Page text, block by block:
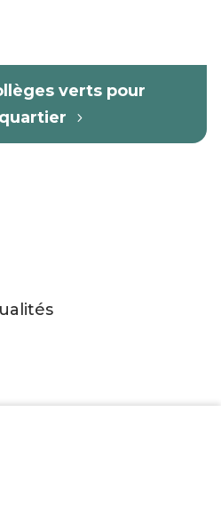
verts pour